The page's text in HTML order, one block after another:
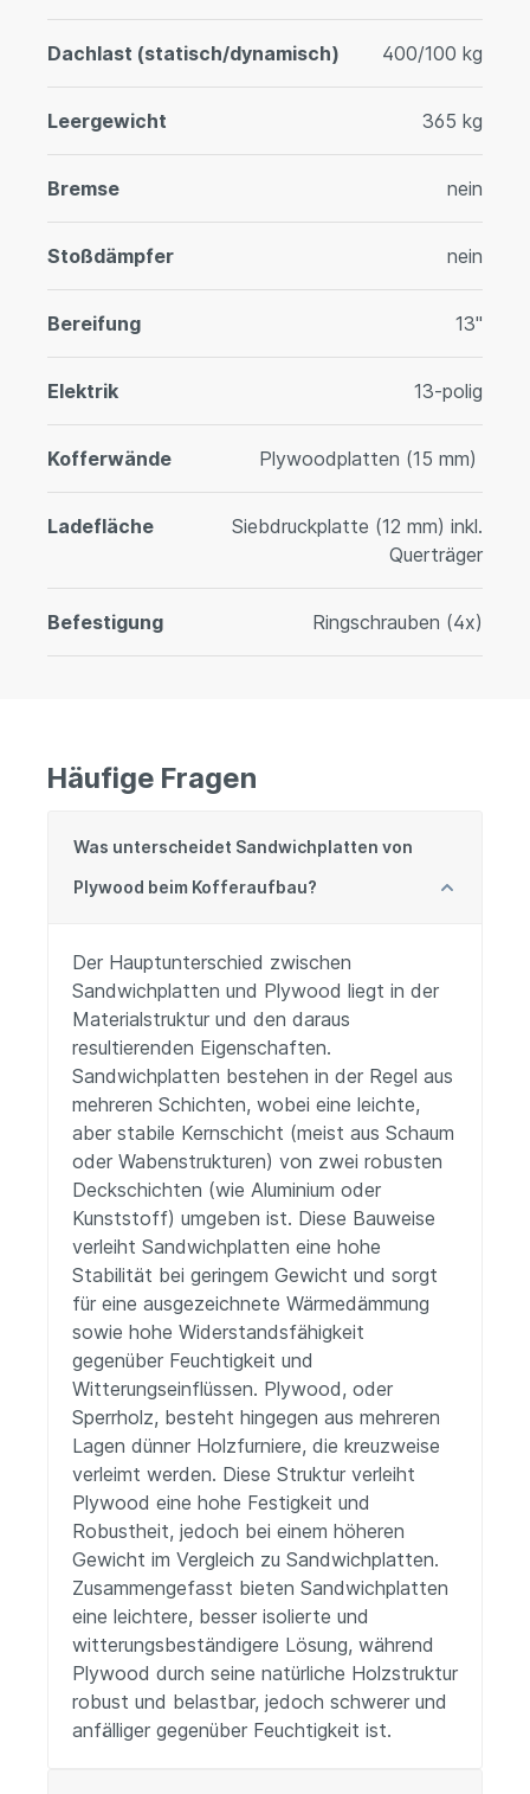
Dachlast (statisch/dynamisch) 400/100 kg
Leergewicht 365 kg
Bremse nein
Stoßdämpfer nein
Bereifung 13"
Elektrik 13-polig
Kofferwände Plywoodplatten (15 mm)
Ladefläche
Siebdruckplatte (12 mm) inkl.
Querträger
Befestigung Ringschrauben (4x)
Häufige Fragen
Was unterscheidet Sandwichplatten von
Plywood beim Kofferaufbau?
Der Hauptunterschied zwischen
Sandwichplatten und Plywood liegt in der
Materialstruktur und den daraus
resultierenden Eigenschaften.
Sandwichplatten bestehen in der Regel aus
mehreren Schichten, wobei eine leichte,
aber stabile Kernschicht (meist aus Schaum
oder Wabenstrukturen) von zwei robusten
Deckschichten (wie Aluminium oder
Kunststoff) umgeben ist. Diese Bauweise
verleiht Sandwichplatten eine hohe
Stabilität bei geringem Gewicht und sorgt
für eine ausgezeichnete Wärmedämmung
sowie hohe Widerstandsfähigkeit
gegenüber Feuchtigkeit und
Witterungseinflüssen. Plywood, oder
Sperrholz, besteht hingegen aus mehreren
Lagen dünner Holzfurniere, die kreuzweise
verleimt werden. Diese Struktur verleiht
Plywood eine hohe Festigkeit und
Robustheit, jedoch bei einem höheren
Gewicht im Vergleich zu Sandwichplatten.
Zusammengefasst bieten Sandwichplatten
eine leichtere, besser isolierte und
witterungsbeständigere Lösung, während
Plywood durch seine natürliche Holzstruktur
robust und belastbar, jedoch schwerer und
anfälliger gegenüber Feuchtigkeit ist.